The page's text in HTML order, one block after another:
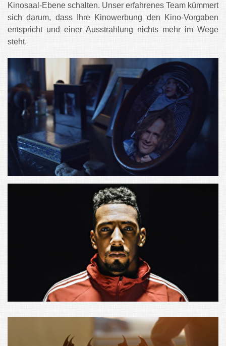
Kinosaal-Ebene schalten. Unser erfahrenes Team kümmert
sich darum, dass Ihre Kinowerbung den Kino-Vorgaben
entspricht und einer Ausstrahlung nichts mehr im Wege
steht.